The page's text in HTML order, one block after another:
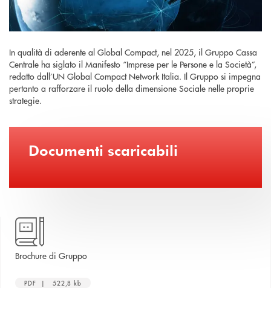
In qualità di aderente al Global Compact, nel 2025, il Gruppo Cassa
Centrale ha siglato il Manifesto “Imprese per le Persone e la Società”,
redatto dall’UN Global Compact Network Italia. Il Gruppo si impegna
pertanto a rafforzare il ruolo della dimensione Sociale nelle proprie
strategie.
Documenti scaricabili
Brochure di Gruppoapre una nuova finestra
PDF | 522,8 kb